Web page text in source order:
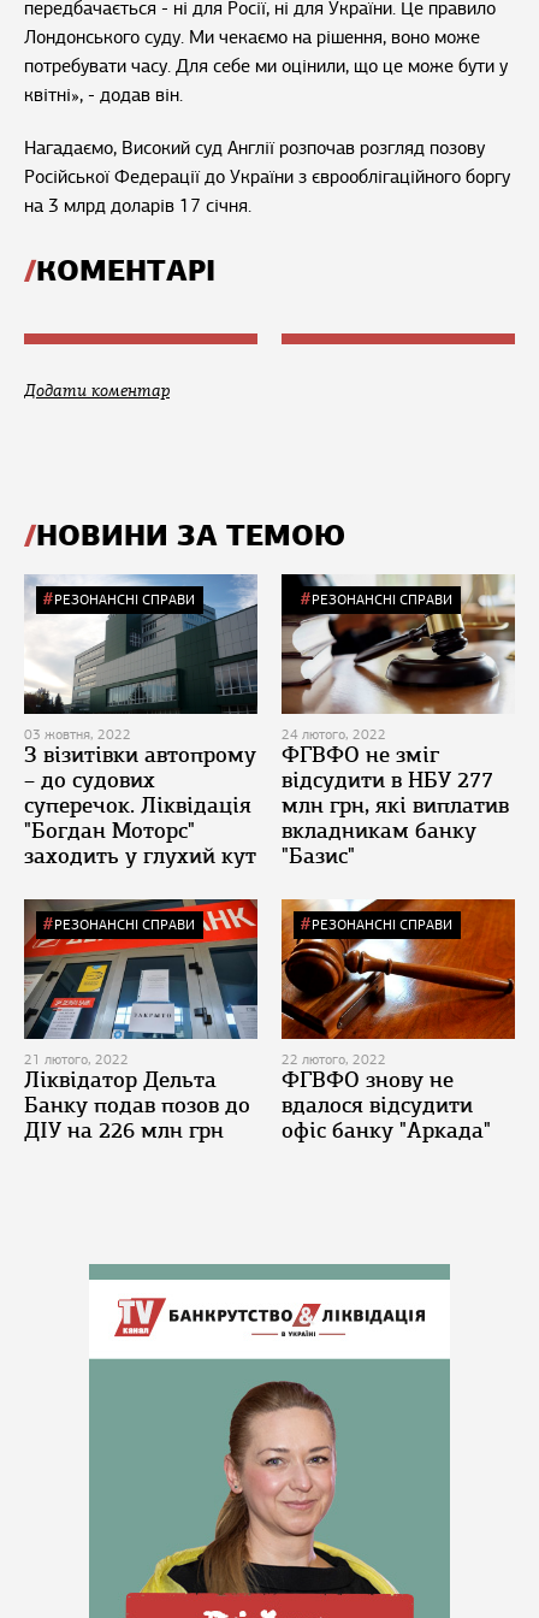
передбачається - ні для Росії, ні для України. Це правило
Лондонського суду. Ми чекаємо на рішення, воно може
потребувати часу. Для себе ми оцінили, що це може бути у
квітні», - додав він.
Нагадаємо, Високий суд Англії розпочав розгляд позову
Російської Федерації до України з єврооблігаційного боргу
на 3 млрд доларів 17 січня.
КОМЕНТАРІ
Додати коментар
НОВИНИ ЗА ТЕМОЮ
РЕЗОНАНСНІ СПРАВИ
03 жовтня, 2022
З візитівки автопрому
– до судових
суперечок. Ліквідація
"Богдан Моторс"
заходить у глухий кут
РЕЗОНАНСНІ СПРАВИ
24 лютого, 2022
ФГВФО не зміг
відсудити в НБУ 277
млн грн, які виплатив
вкладникам банку
"Базис"
РЕЗОНАНСНІ СПРАВИ
21 лютого, 2022
Ліквідатор Дельта
Банку подав позов до
ДІУ на 226 млн грн
РЕЗОНАНСНІ СПРАВИ
22 лютого, 2022
ФГВФО знову не
вдалося відсудити
офіс банку "Аркада"